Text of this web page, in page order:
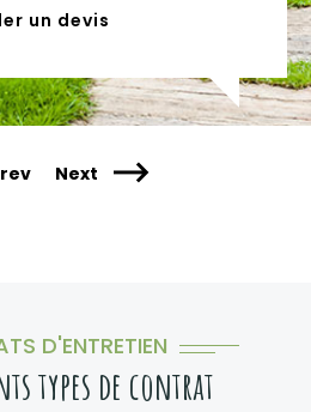
un devis
Next
D'ENTRETIEN
types de contrat